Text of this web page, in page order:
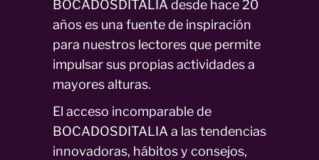
BOCADOSDITALIA desde hace 20
años es una fuente de inspiración
para nuestros lectores que permite
impulsar sus propias actividades a
mayores alturas.
El acceso incomparable de
BOCADOSDITALIA a las tendencias
innovadoras, hábitos y consejos,